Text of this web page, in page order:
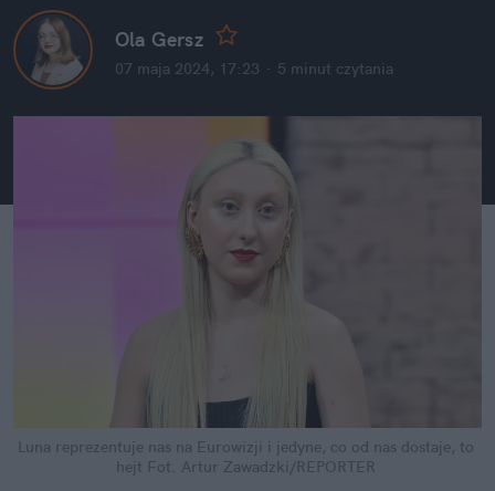
Ola Gersz
07 maja 2024, 17:23 · 5 minut czytania
Luna reprezentuje nas na Eurowizji i jedyne, co od nas dostaje, to
hejt Fot. Artur Zawadzki/REPORTER